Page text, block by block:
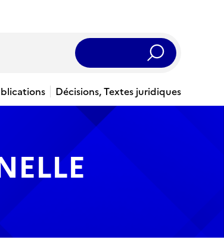
Rechercher
Décisions, Textes juridiques